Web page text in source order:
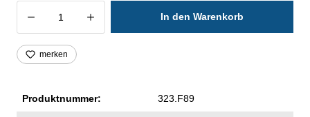
Produkt Anzahl: Gib den gewünschten
In den Warenkorb
merken
Produktnummer: 323.F89